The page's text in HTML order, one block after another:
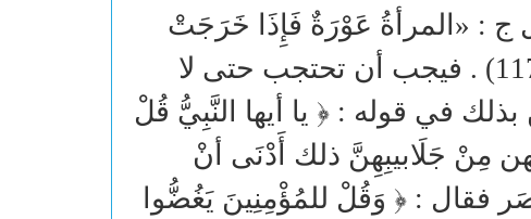
ج : «المرأةُ عَوْرَةٌ فَإِذَا خَرَجَتْ
اسْتَشْرَفَهَا الشَّيْطَانُ» كما في الترمذي (1173) . فيجب أن تحتجب حتى لا
بذلك في قوله : ﴿ يا أيها النَّبِيُّ قُلْ
مِنْ جَلَابيبِهِنَّ ذلك أَدْنَى أنْ
فقال : ﴿ وَقُلْ للمُؤْمِنِينَ يَغُضُّوا